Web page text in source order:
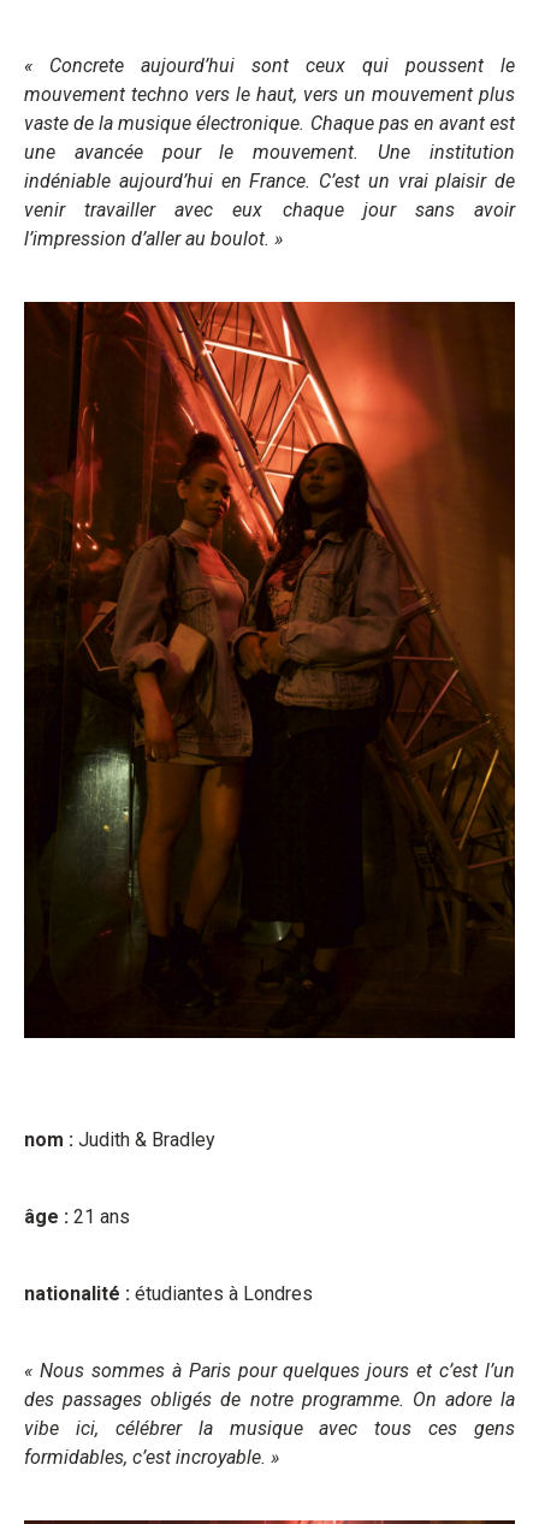
« Concrete aujourd’hui sont ceux qui poussent le
mouvement techno vers le haut, vers un mouvement plus
vaste de la musique électronique. Chaque pas en avant est
une avancée pour le mouvement. Une institution
indéniable aujourd’hui en France. C’est un vrai plaisir de
venir travailler avec eux chaque jour sans avoir
l’impression d’aller au boulot. »
nom : Judith & Bradley
âge : 21 ans
nationalité : étudiantes à Londres
« Nous sommes à Paris pour quelques jours et c’est l’un
des passages obligés de notre programme. On adore la
vibe ici, célébrer la musique avec tous ces gens
formidables, c’est incroyable. »